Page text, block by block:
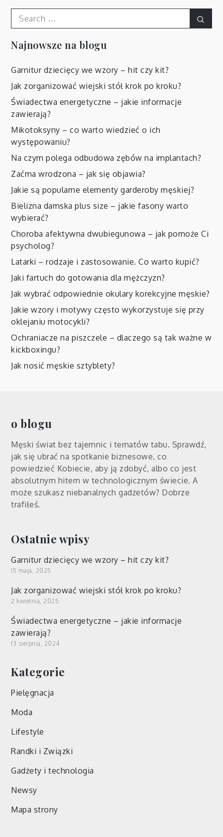
Search
for:
Najnowsze na blogu
Garnitur dziecięcy we wzory – hit czy kit?
Jak zorganizować wiejski stół krok po kroku?
Świadectwa energetyczne – jakie informacje
zawierają?
Mikotoksyny – co warto wiedzieć o ich
występowaniu?
Na czym polega odbudowa zębów na implantach?
Zaćma wrodzona – jak się objawia?
Jakie są popularne elementy garderoby męskiej?
Bielizna damska plus size – jakie fasony warto
wybierać?
Choroba afektywna dwubiegunowa – jak pomoże Ci
psycholog?
Latarki – rodzaje i zastosowanie. Co warto kupić?
Jaki fartuch do gotowania dla mężczyzn?
Jak wybrać odpowiednie okulary korekcyjne męskie?
Jakie wzory i motywy często wykorzystuje się przy
oklejaniu motocykli?
Ochraniacze na piszczele – dlaczego są tak ważne w
kickboxingu?
Jak nosić męskie sztyblety?
o blogu
Męski świat bez tajemnic i tematów tabu. Sprawdź,
jak się ubrać na spotkanie biznesowe, co
powiedzieć Kobiecie, aby ją zdobyć, albo co jest
absolutnym hitem w technologicznym świecie. A
może szukasz niebanalnych gadżetów? Dobrze
trafiłeś.
Ostatnie wpisy
Garnitur dziecięcy we wzory – hit czy kit?
15 maja, 2025
Jak zorganizować wiejski stół krok po kroku?
2 kwietnia, 2025
Świadectwa energetyczne – jakie informacje
zawierają?
13 sierpnia, 2024
Kategorie
Pielęgnacja
Moda
Lifestyle
Randki i Związki
Gadżety i technologia
Newsy
Mapa strony